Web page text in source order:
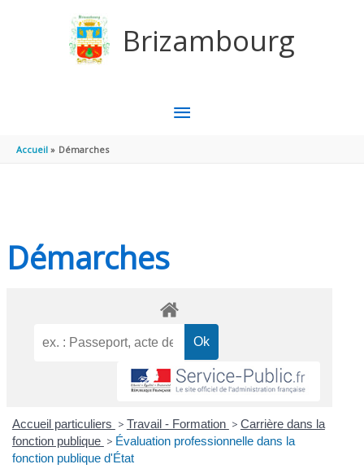
Brizambourg
MENU
Accueil Démarches
Démarches
Accueil particuliers > Travail - Formation > Carrière dans la
fonction publique > Évaluation professionnelle dans la
fonction publique d'État